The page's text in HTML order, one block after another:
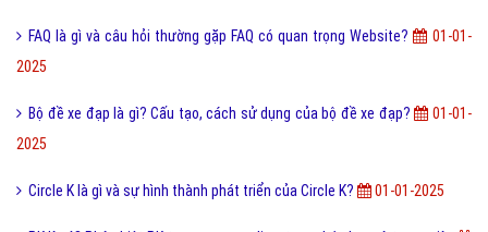
FAQ là gì và câu hỏi thường gặp FAQ có quan trọng Website?
01-01-
2025
Bộ đề xe đạp là gì? Cấu tạo, cách sử dụng của bộ đề xe đạp?
01-01-
2025
Circle K là gì và sự hình thành phát triển của Circle K? 01-01-2025